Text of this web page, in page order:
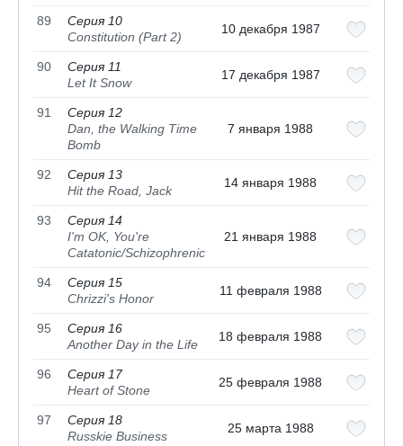
89
Серия 10
Constitution (Part 2)
10 декабря 1987
90
Серия 11
Let It Snow
17 декабря 1987
91
Серия 12
Dan, the Walking Time
Bomb
7 января 1988
92
Серия 13
Hit the Road, Jack
14 января 1988
93
Серия 14
I'm OK, You're
Catatonic/Schizophrenic
21 января 1988
94
Серия 15
Chrizzi's Honor
11 февраля 1988
95
Серия 16
Another Day in the Life
18 февраля 1988
96
Серия 17
Heart of Stone
25 февраля 1988
97
Серия 18
Russkie Business
25 марта 1988